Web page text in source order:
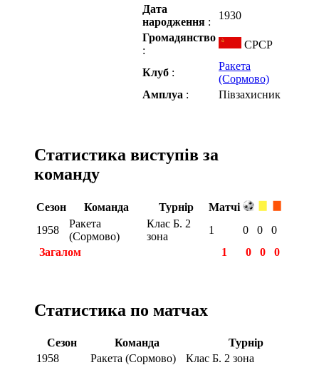
Дата
народження :
1930
Громадянство
:
СРСР
Клуб :
Ракета
(Сормово)
Амплуа : Півзахисник
Статистика виступів за
команду
Сезон Команда Турнір
Матчі
1958
Ракета
(Сормово)
Клас Б. 2
зона
1 0 0
0
Загалом
1 0 0 0
Статистика по матчах
Сезон Команда
Турнір
1958
Ракета (Сормово)
Клас Б. 2 зона